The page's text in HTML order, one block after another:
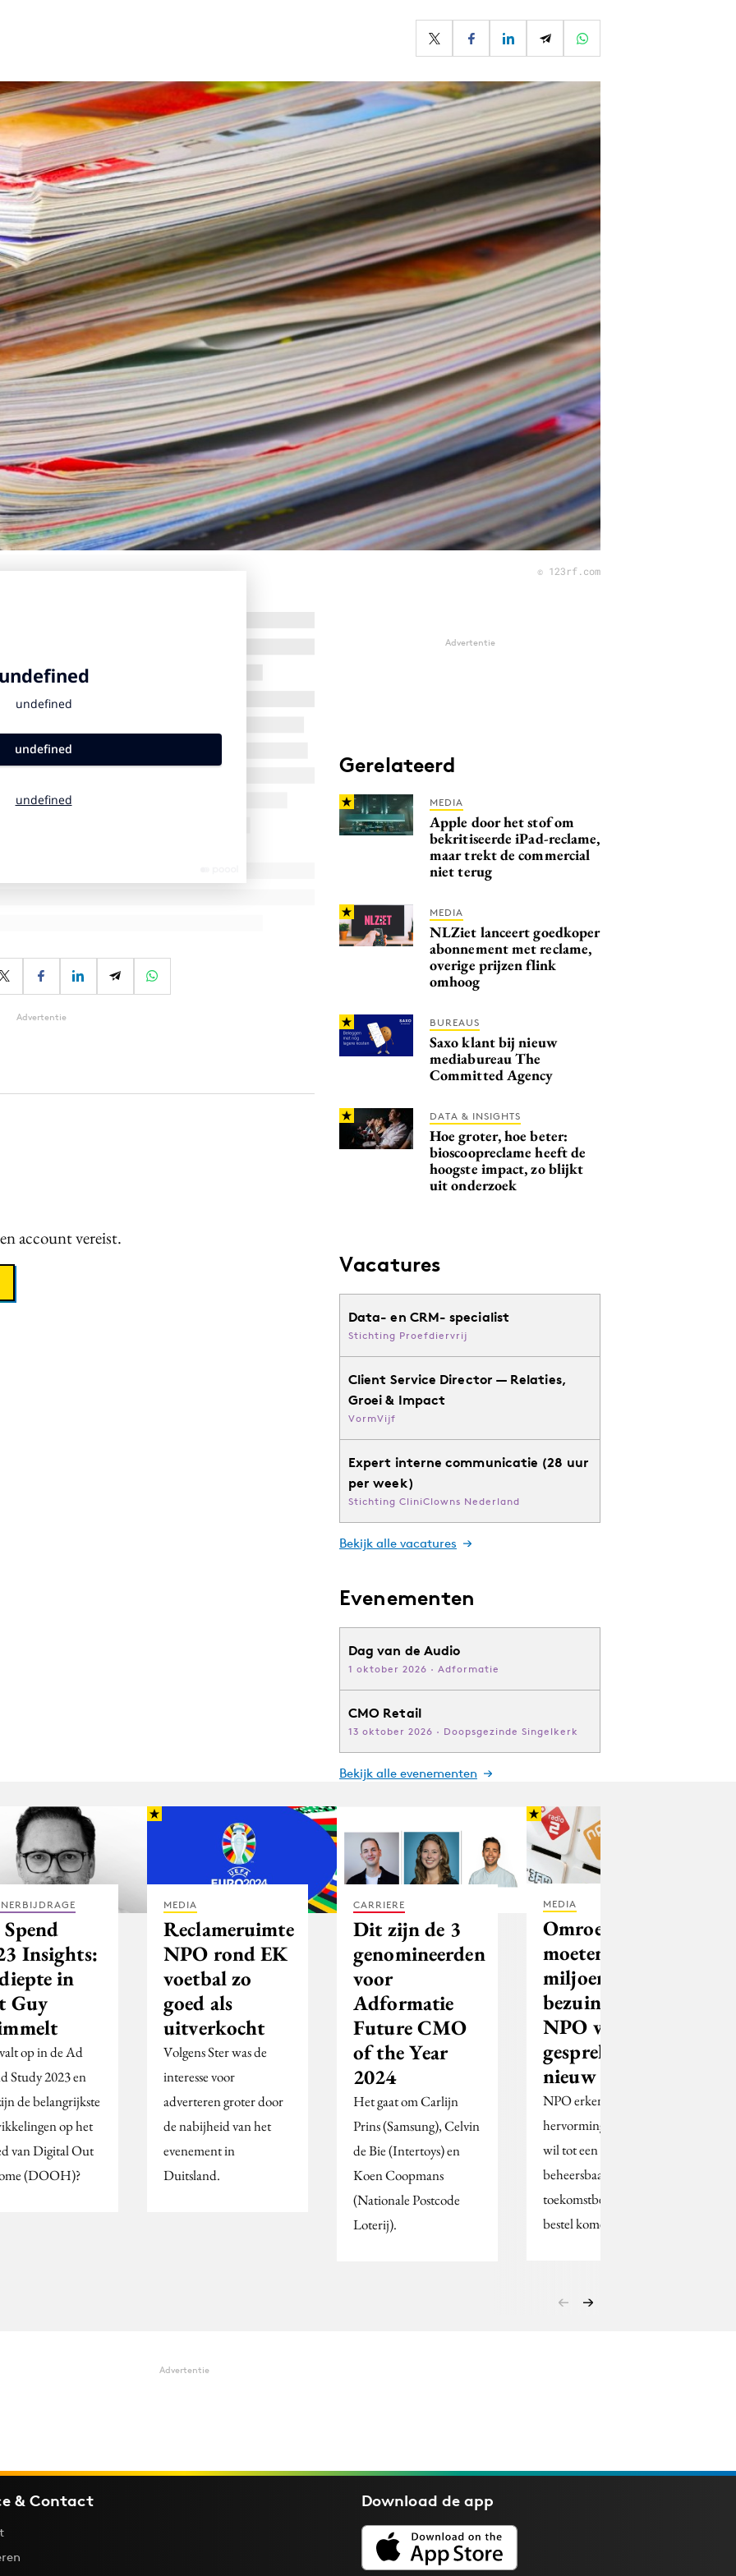
© 123rf.com
Advertentie
account vereist.
Advertentie
Gerelateerd
MEDIA
Apple door het stof om
bekritiseerde iPad-reclame,
maar trekt de commercial
niet terug
MEDIA
NLZiet lanceert goedkoper
abonnement met reclame,
overige prijzen flink
omhoog
BUREAUS
Saxo klant bij nieuw
mediabureau The
Committed Agency
DATA & INSIGHTS
Hoe groter, hoe beter:
bioscoopreclame heeft de
hoogste impact, zo blijkt
uit onderzoek
Vacatures
Data- en CRM- specialist
Stichting Proefdiervrij
Client Service Director — Relaties,
Groei & Impact
VormVijf
Expert interne communicatie (28 uur
per week)
Stichting CliniClowns Nederland
Bekijk alle vacatures
Evenementen
Dag van de Audio
1 oktober 2026 · Adformatie
CMO Retail
13 oktober 2026 · Doopsgezinde Singelkerk
Bekijk alle evenementen
Insights:
in
Guy
op in de Ad
Study 2023 en
de belangrijkste
op het
van Digital Out
(DOOH)?
MEDIA
Reclameruimte
NPO rond EK
voetbal zo
goed als
uitverkocht
Volgens Ster was de
interesse voor
adverteren groter door
de nabijheid van het
evenement in
Duitsland.
CARRIERE
Dit zijn de 3
genomineerden
voor
Adformatie
Future CMO
of the Year
2024
Het gaat om Carlijn
Prins (Samsung), Celvin
de Bie (Intertoys) en
Koen Coopmans
(Nationale Postcode
Loterij).
MEDIA
Omroepen
moeten 100
miljoen
bezuinigen,
NPO wil in
gesprek met
nieuw kabinet
NPO erkent dat
hervorming nodig is en
wil tot een vernieuwd,
beheersbaar en
toekomstbestendig
bestel komen.
Advertentie
& Contact Download deapp